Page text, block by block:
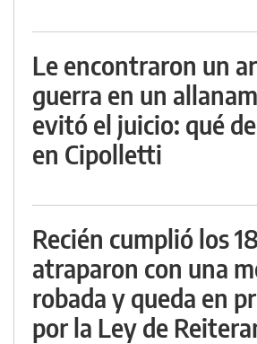
Le encontraron un
guerra en un
evitó el juicio: qué
en Cipolletti
Recién cumplió los
atraparon con una
robada y queda en
por la Ley de